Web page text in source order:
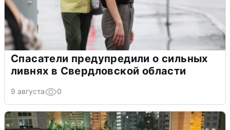
Спасатели предупредили о сильных
ливнях в Свердловской области
9 августа 0